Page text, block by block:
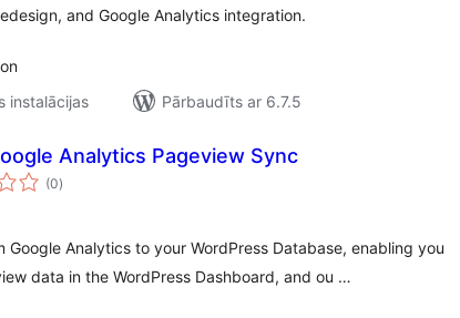
and Google Analytics integration.
instalācijas
Pārbaudīts ar 6.7.5
Analytics Pageview Sync
(0vērtējumu
kopsumma
)
Analytics to your WordPress Database, enabling you
data in the WordPress Dashboard, and ou …